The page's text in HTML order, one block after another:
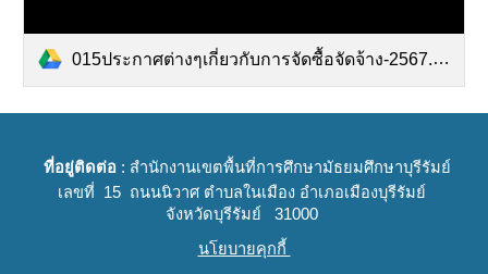
015ประกาศต่างๆเกี่ยวกับการจัดซื้อจัดจ้าง-2567.pdf
ที่อยู่ติดต่อ : สำนักงานเขตพื้นที่การศึกษามัธยมศึกษาบุรีรัมย์
เลขที่ 15 ถนนนิวาศ ตำบลในเมือง อำเภอเมืองบุรีรัมย์
จังหวัดบุรีรัมย์ 31000
นโยบายคุกกี้